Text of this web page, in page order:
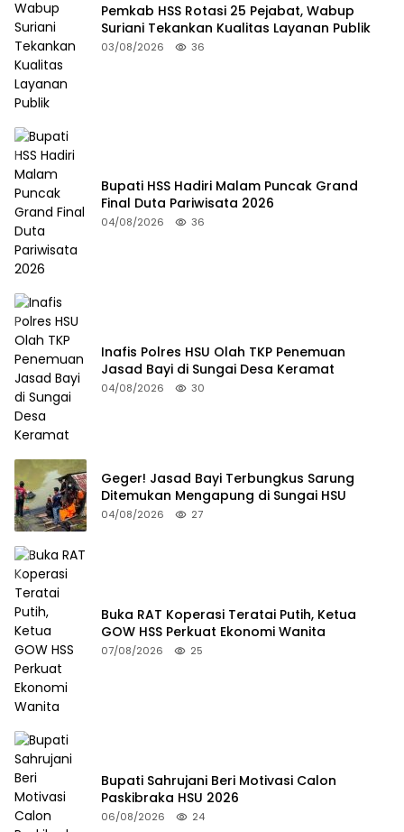
Pemkab HSS Rotasi 25 Pejabat, Wabup
Suriani Tekankan Kualitas Layanan Publik
03/08/2026 36
Bupati HSS Hadiri Malam Puncak Grand
Final Duta Pariwisata 2026
04/08/2026 36
Inafis Polres HSU Olah TKP Penemuan
Jasad Bayi di Sungai Desa Keramat
04/08/2026 30
Geger! Jasad Bayi Terbungkus Sarung
Ditemukan Mengapung di Sungai HSU
04/08/2026 27
Buka RAT Koperasi Teratai Putih, Ketua
GOW HSS Perkuat Ekonomi Wanita
07/08/2026 25
Bupati Sahrujani Beri Motivasi Calon
Paskibraka HSU 2026
06/08/2026 24